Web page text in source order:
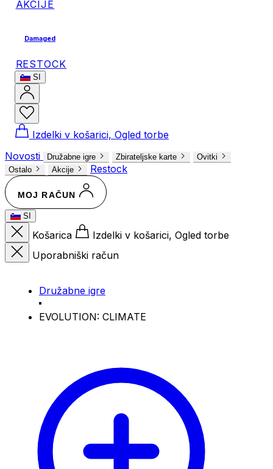
AKCIJE
Damaged
RESTOCK
SI
Izdelki v košarici, Ogled torbe
Novosti
Družabne igre Zbirateljske karte
Ovitki
Ostalo
Akcije Restock
MOJ RAČUN
SI
Košarica
Izdelki v košarici, Ogled torbe
Uporabniški račun
Družabne igre
EVOLUTION: CLIMATE